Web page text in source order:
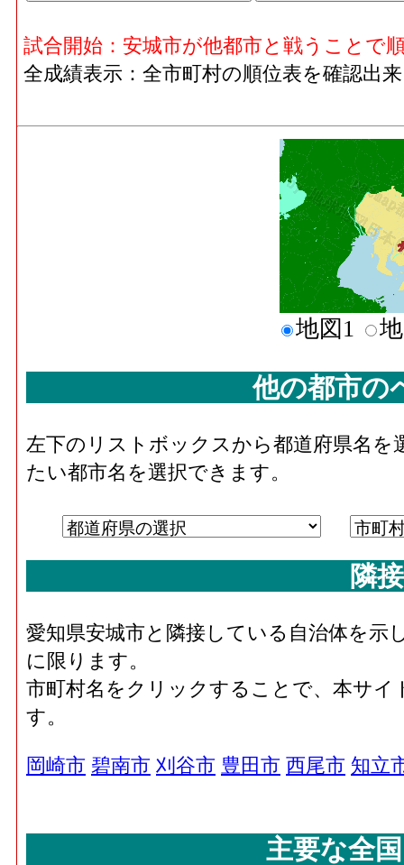
試合開始：安城市が他都市と戦うことで
全成績表示：全市町村の順位表を確認出
地図1
他の都市の
左下のリストボックスから都道府県名
たい都市名を選択できます。
隣
愛知県安城市と隣接している自治体を示
に限ります。
市町村名をクリックすることで、本サ
す。
岡崎市 碧南市 刈谷市 豊田市 西尾市 知立
主要な全